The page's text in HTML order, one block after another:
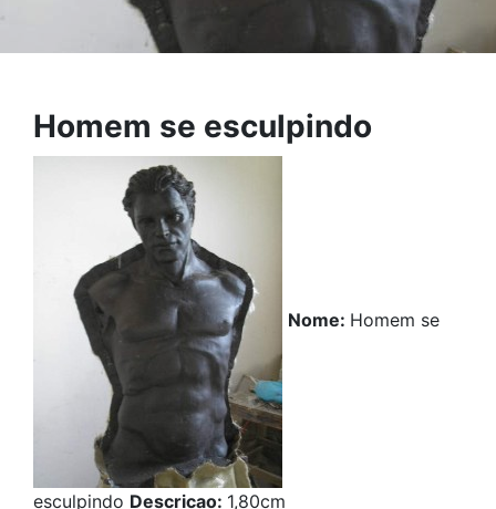
Homem se esculpindo
Nome: Homem se
esculpindo Descricao: 1,80cm